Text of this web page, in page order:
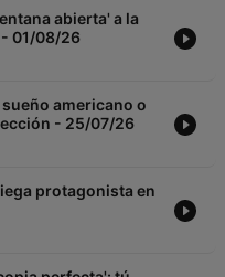
abierta' a la
01/08/26
americano o
- 25/07/26
protagonista en